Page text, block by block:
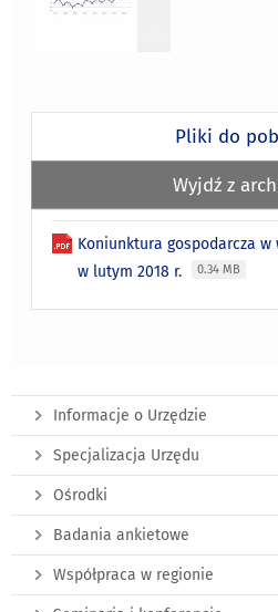
Pliki do
Wyjdź z
Koniunktura gospodarcza
w lutym 2018 r.
0.34 MB
Informacje o Urzędzie
Specjalizacja Urzędu
Ośrodki
Badania ankietowe
Współpraca w regionie